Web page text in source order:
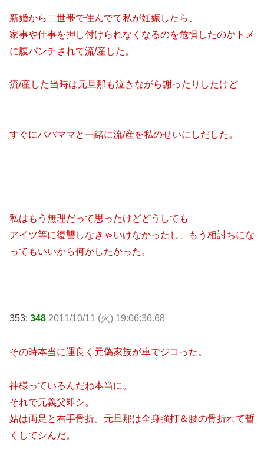
新婚から二世帯で住んでて私が妊娠したら、
家事や仕事を押し付けられなくなるのを危惧したのかトメ
に腹パンチされて流/産した。
流/産した当時は元旦那も泣きながら謝ったりしたけど
すぐにパパママと一緒に流/産を私のせいにしだした。
私はもう無理だって思ったけどどうしても
アイツ等に復讐しなきゃいけなかったし、もう相討ちにな
ってもいいから何かしたかった。
353: 348 2011/10/11 (火) 19:06:36.68
その時本当に運良く元偽家族が車でジコった。
神様っているんだね本当に。
それで元義父即シ。
姑は両足と右手骨折。元旦那は全身強打＆腰の骨折れて暫
くしてシんだ。